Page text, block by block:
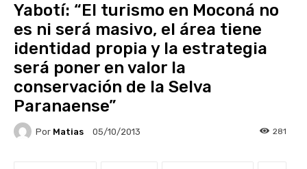
Yabotí: “El turismo en Moconá no
es ni será masivo, el área tiene
identidad propia y la estrategia
será poner en valor la
conservación de la Selva
Paranaense”
Por Matias 05/10/2013 281